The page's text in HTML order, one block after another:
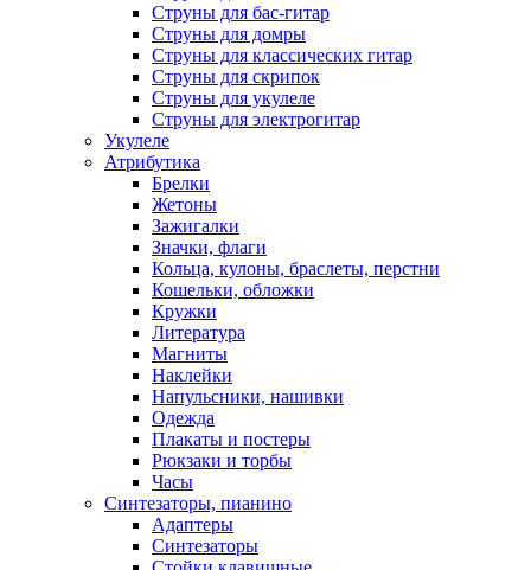
Струны для бас-гитар
Струны для домры
Струны для классических гитар
Струны для скрипок
Струны для укулеле
Струны для электрогитар
Укулеле
Атрибутика
Брелки
Жетоны
Зажигалки
Значки, флаги
Кольца, кулоны, браслеты, перстни
Кошельки, обложки
Кружки
Литература
Магниты
Наклейки
Напульсники, нашивки
Одежда
Плакаты и постеры
Рюкзаки и торбы
Часы
Синтезаторы, пианино
Адаптеры
Синтезаторы